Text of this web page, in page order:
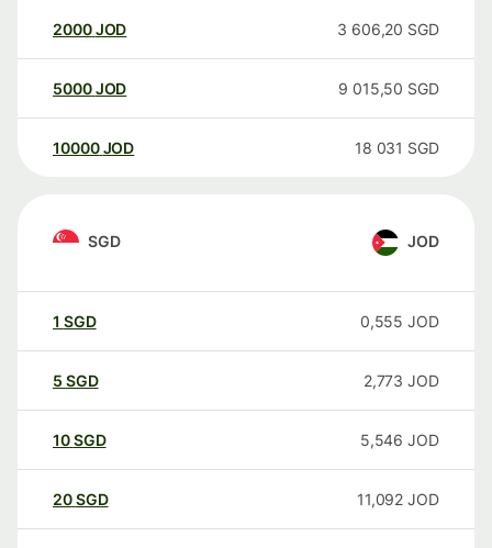
2000JOD 3 606,20 SGD
5000JOD 9 015,50 SGD
10000 JOD 18 031 SGD
SGD JOD
1 SGD 0,555 JOD
5 SGD 2,773 JOD
10SGD 5,546 JOD
20SGD 11,092 JOD